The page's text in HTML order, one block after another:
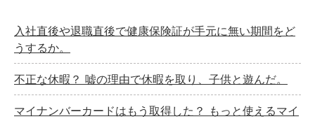
入社直後や退職直後で健康保険証が手元に無い期間をど
うするか。
不正な休暇？ 嘘の理由で休暇を取り、子供と遊んだ。
マイナンバーカードはもう取得した？ もっと使えるマイ